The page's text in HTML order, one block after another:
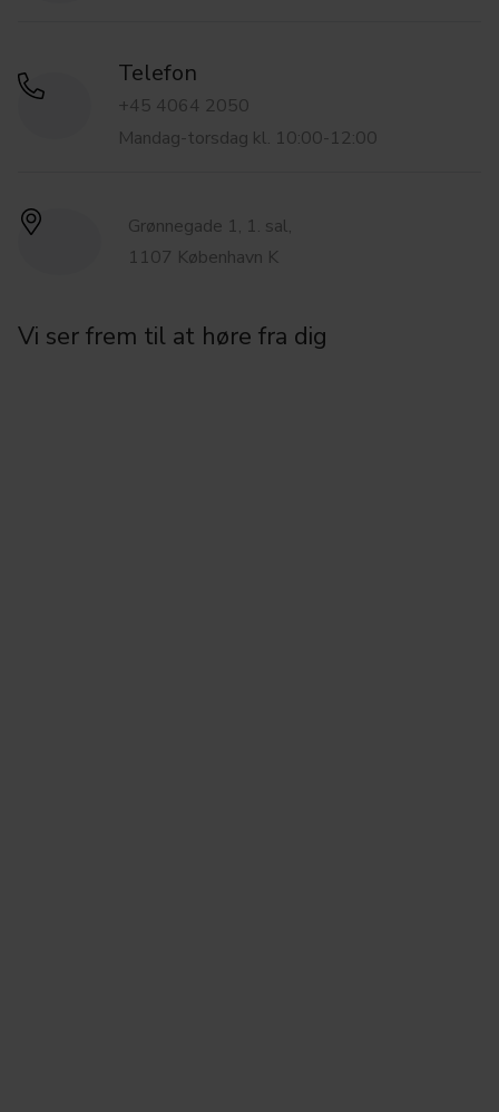
Telefon
+45 4064 2050
Mandag-torsdag kl. 10:00-12:00
Grønnegade 1, 1. sal,
1107 København K
Vi ser frem til at høre fra dig